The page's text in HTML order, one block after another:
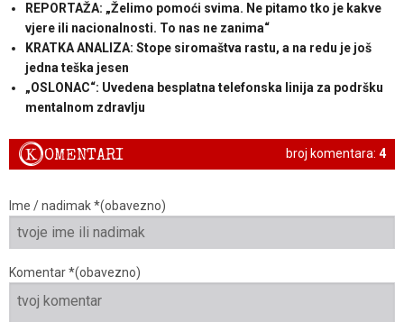
REPORTAŽA: „Želimo pomoći svima. Ne pitamo tko je kakve
vjere ili nacionalnosti. To nas ne zanima“
KRATKA ANALIZA: Stope siromaštva rastu, a na redu je još
jedna teška jesen
„OSLONAC“: Uvedena besplatna telefonska linija za podršku
mentalnom zdravlju
broj komentara: 4
KOMENTARI
Ime / nadimak *(obavezno)
Komentar *(obavezno)